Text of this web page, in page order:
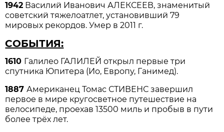
1942 Василий Иванович АЛЕКСЕЕВ, знаменитый
советский тяжелоатлет, установивший 79
мировых рекордов. Умер в 2011 г.
СОБЫТИЯ:
1610 Галилео ГАЛИЛЕЙ открыл первые три
спутника Юпитера (Ио, Европу, Ганимед).
1887Американец Томас СТИВЕНС завершил
первое в мире кругосветное путешествие на
велосипеде, проехав 13500 миль и пробыв в пути
более трёх лет.